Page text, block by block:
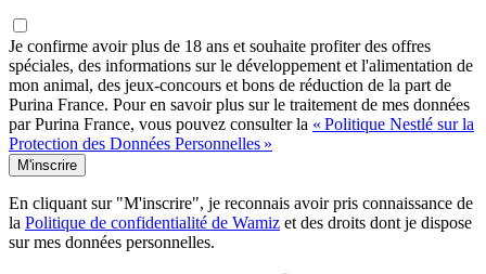
Je confirme avoir plus de 18 ans et souhaite profiter des offres
spéciales, des informations sur le développement et l'alimentation de
mon animal, des jeux-concours et bons de réduction de la part de
Purina France. Pour en savoir plus sur le traitement de mes données
par Purina France, vous pouvez consulter la « Politique Nestlé sur la
Protection des Données Personnelles »
M'inscrire
En cliquant sur "M'inscrire", je reconnais avoir pris connaissance de
la Politique de confidentialité de Wamiz et des droits dont je dispose
sur mes données personnelles.